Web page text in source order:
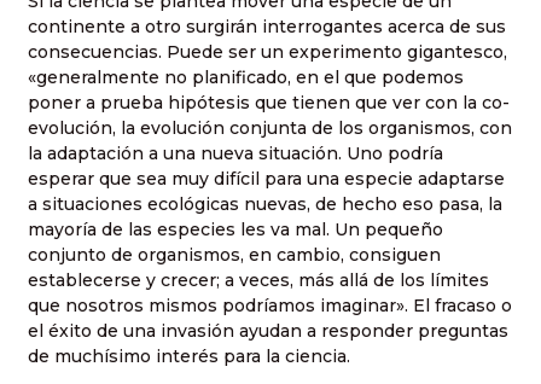
continente a otro surgirán interrogantes acerca de sus
consecuencias. Puede ser un experimento gigantesco,
«generalmente no planificado, en el que podemos
poner a prueba hipótesis que tienen que ver con la co-
evolución, la evolución conjunta de los organismos, con
la adaptación a una nueva situación. Uno podría
esperar que sea muy difícil para una especie adaptarse
a situaciones ecológicas nuevas, de hecho eso pasa, la
mayoría de las especies les va mal. Un pequeño
conjunto de organismos, en cambio, consiguen
establecerse y crecer; a veces, más allá de los límites
que nosotros mismos podríamos imaginar». El fracaso o
el éxito de una invasión ayudan a responder preguntas
de muchísimo interés para la ciencia.